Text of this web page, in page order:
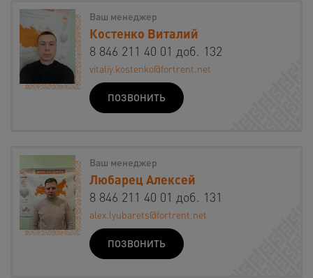
Ваш менеджер
Костенко Виталий
8 846 211 40 01 доб. 132
vitaliy.kostenko@fortrent.net
ПОЗВОНИТЬ
Ваш менеджер
Любарец Алексей
8 846 211 40 01 доб. 131
alex.lyubarets@fortrent.net
ПОЗВОНИТЬ